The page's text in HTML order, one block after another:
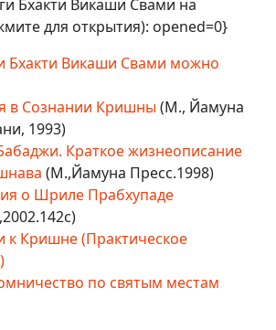
Бхакти Викаши Свами на
для открытия): opened=0}
Бхакти Викаши Свами можно
в Сознании Кришны (М., Йамуна
1993)
Краткое жизнеописание
(М.,Йамуна Пресс.1998)
о Шриле Прабхупаде
к Кришне (Практическое
по святым местам